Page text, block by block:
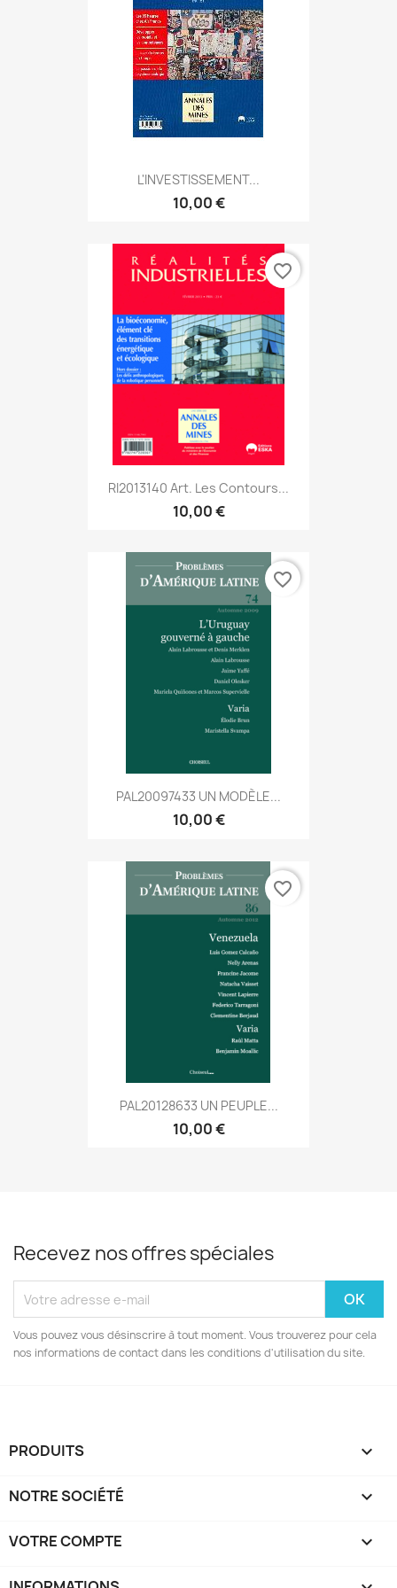
L'INVESTISSEMENT...
10,00 €
RI2013140 Art. Les Contours...
10,00 €
favorite_border
PAL20097433 UN MODÈLE...
10,00 €
favorite_border
PAL20128633 UN PEUPLE...
10,00 €
favorite_border
Recevez nos offres spéciales
Vous pouvez vous désinscrire à tout moment. Vous trouverez pour cela
nos informations de contact dans les conditions d'utilisation du site.
PRODUITS 
NOTRE SOCIÉTÉ 
VOTRE COMPTE 